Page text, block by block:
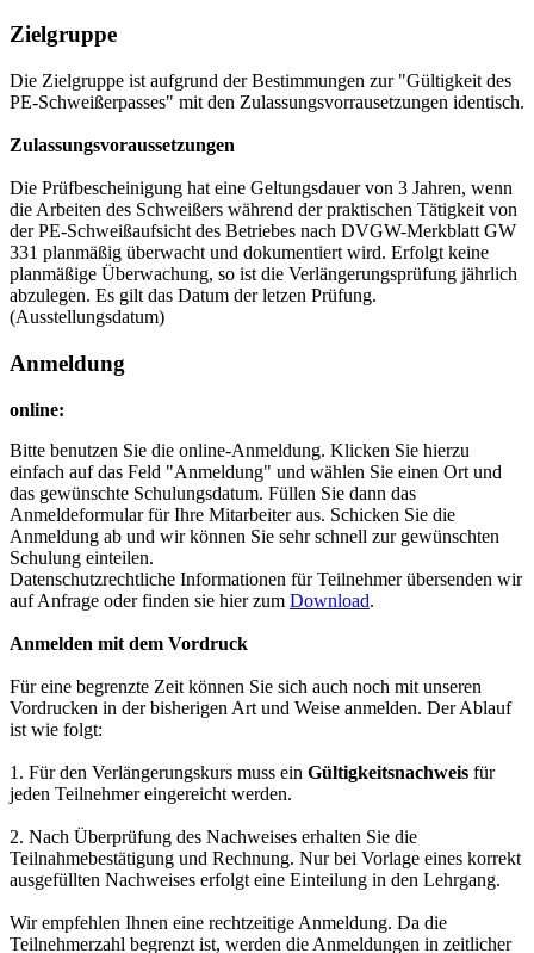
Zielgruppe
Die Zielgruppe ist aufgrund der Bestimmungen zur "Gültigkeit des
PE-Schweißerpasses" mit den Zulassungsvorrausetzungen identisch.
Zulassungsvoraussetzungen
Die Prüfbescheinigung hat eine Geltungsdauer von 3 Jahren, wenn
die Arbeiten des Schweißers während der praktischen Tätigkeit von
der PE-Schweißaufsicht des Betriebes nach DVGW-Merkblatt GW
331 planmäßig überwacht und dokumentiert wird. Erfolgt keine
planmäßige Überwachung, so ist die Verlängerungsprüfung jährlich
abzulegen. Es gilt das Datum der letzen Prüfung.
(Ausstellungsdatum)
Anmeldung
online:
Bitte benutzen Sie die online-Anmeldung. Klicken Sie hierzu
einfach auf das Feld "Anmeldung" und wählen Sie einen Ort und
das gewünschte Schulungsdatum. Füllen Sie dann das
Anmeldeformular für Ihre Mitarbeiter aus. Schicken Sie die
Anmeldung ab und wir können Sie sehr schnell zur gewünschten
Schulung einteilen.
Datenschutzrechtliche Informationen für Teilnehmer übersenden wir
auf Anfrage oder finden sie hier zum Download.
Anmelden mit dem Vordruck
Für eine begrenzte Zeit können Sie sich auch noch mit unseren
Vordrucken in der bisherigen Art und Weise anmelden. Der Ablauf
ist wie folgt:
1. Für den Verlängerungskurs muss ein Gültigkeitsnachweis für
jeden Teilnehmer eingereicht werden.
2. Nach Überprüfung des Nachweises erhalten Sie die
Teilnahmebestätigung und Rechnung. Nur bei Vorlage eines korrekt
ausgefüllten Nachweises erfolgt eine Einteilung in den Lehrgang.
Wir empfehlen Ihnen eine rechtzeitige Anmeldung. Da die
Teilnehmerzahl begrenzt ist, werden die Anmeldungen in zeitlicher